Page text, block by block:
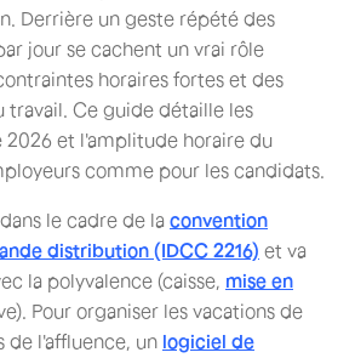
Derrière un geste répété des
jour se cachent un vrai rôle
horaires fortes et des
travail. Ce guide détaille les
2026 et l'amplitude horaire du
comme pour les candidats.
le cadre de la convention
distribution (IDCC 2216) et va
la polyvalence (caisse, mise en
Pour organiser les vacations de
de l'affluence, un logiciel de